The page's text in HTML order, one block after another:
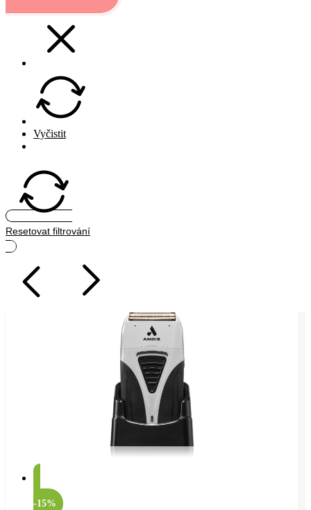
Vyčistit
Resetovat filtrování
-15%